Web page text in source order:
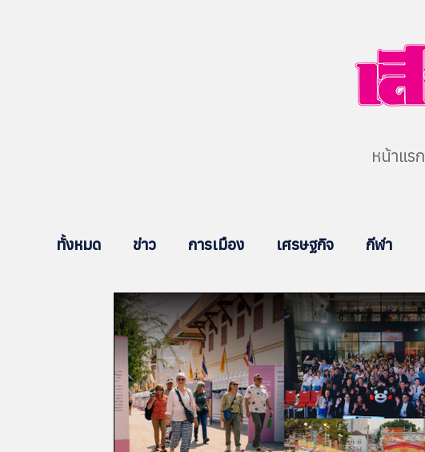
หน้าแรก
ทั้งหมด ข่าว การเมือง เศรษฐกิจ กีฬา